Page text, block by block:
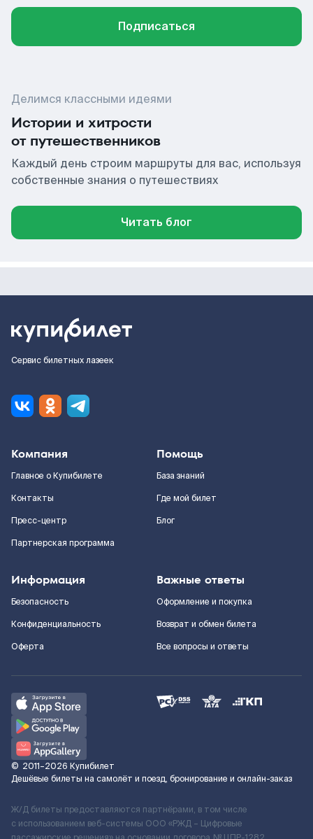
Подписаться
Делимся классными идеями
Истории и хитрости
от путешественников
Каждый день строим маршруты для вас, используя
собственные знания о путешествиях
Читать блог
Сервис билетных лазеек
Компания
Главное о Купибилете
Контакты
Пресс-центр
Партнерская программа
Помощь
База знаний
Где мой билет
Блог
Информация
Безопасность
Конфиденциальность
Оферта
Важные ответы
Оформление и покупка
Возврат и обмен билета
Все вопросы и ответы
© 2011–2026 Купибилет
Дешёвые билеты на самолёт и поезд, бронирование и онлайн-заказ
Ж/Д билеты предоставляются партнёрами, в том числе
с использованием веб-системы ООО «РЖД – Цифровые